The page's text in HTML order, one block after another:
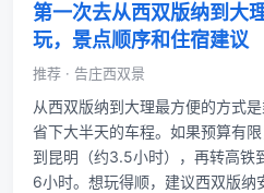
第一次去从西双版纳到大
玩，景点顺序和住宿建议
推荐 · 告庄西双景
从西双版纳到大理最方便的方式
省下大半天的车程。如果预算有
到昆明（约3.5小时），再转高铁
6小时。想玩得顺，建议西双版